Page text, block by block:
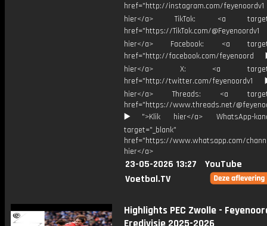
href="http://instagram.com/
hier</a> TikTok: <a
href="https://TikTok.com/
hier</a> Facebook: <a
href="http://facebook.com/
hier</a> X: <a
href="http://twitter.com/
hier</a> Threads: <a
href="https://www.threads.net/
▶️">Klik hier</a> WhatsApp-
target="_blank"
href="https://www.whatsapp.com/
hier</a>
23-05-2026 13:27
YouTube
Voetbal.TV
Highlights PEC Zwolle -